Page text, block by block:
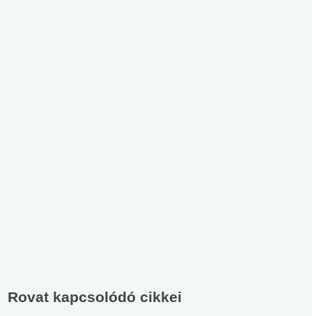
Rovat kapcsolódó cikkei